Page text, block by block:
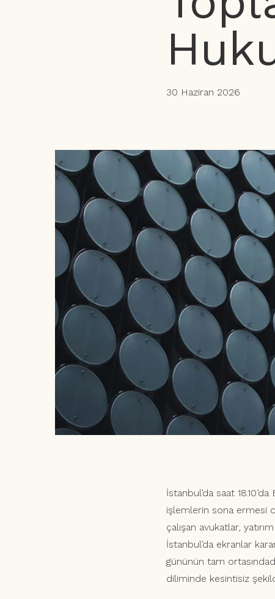
30 Haziran 2026
İstanbul’da saat
işlemlerin sona ermesi
çalışan avukatlar,
İstanbul’da ekranlar
gününün tam
diliminde kesintisiz